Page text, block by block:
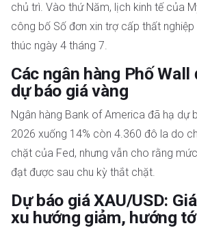
chủ trì. Vào thứ Năm, lịch kinh tế của
công bố Số đơn xin trợ cấp thất
thúc ngày 4 tháng 7.
Các ngân hàng Phố
dự báo giá vàng
Ngân hàng Bank of America đã hạ dự
2026 xuống 14% còn 4.360 đô la do
chặt của Fed, nhưng vẫn cho rằng
đạt được sau chu kỳ thắt chặt.
Dự báo giá XAU/USD:
xu hướng giảm, hướng